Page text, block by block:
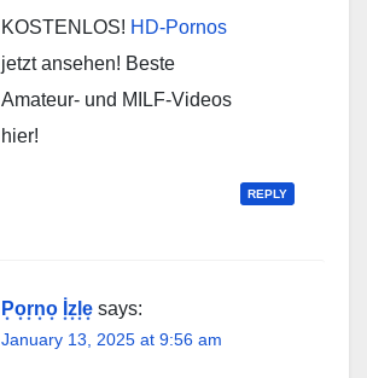
KOSTENLOS! HD-Pornos
jetzt ansehen! Beste
Amateur- und MILF-Videos
hier!
REPLY
P͙o͙r͙n͙o͙ İ͙z͙l͙e͙ says:
January 13, 2025 at 9:56 am